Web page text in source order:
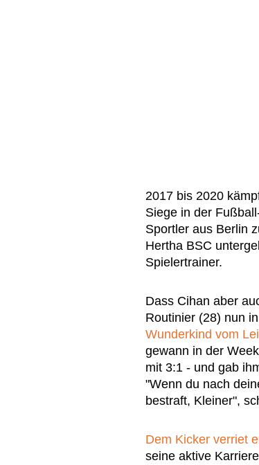
2017 bis 2020
Siege in der
Sportler aus Berlin
Hertha BSC
Spielertrainer.
Dass Cihan aber
Routinier (28) nun
Wunderkind vom
gewann in der
mit 3:1 - und gab
"Wenn du nach
bestraft, Kleiner",
Dem Kicker verriet
seine aktive